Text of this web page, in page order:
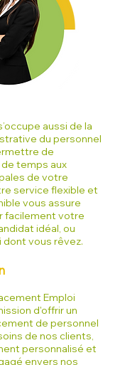
aussi de la
du personnel
de
temps aux
de votre
service flexible et
vous assure
facilement votre
idéal, ou
dont vous rêvez.
Emploi
d'offrir un
de personnel
de nos clients,
personnalisé et
envers nos